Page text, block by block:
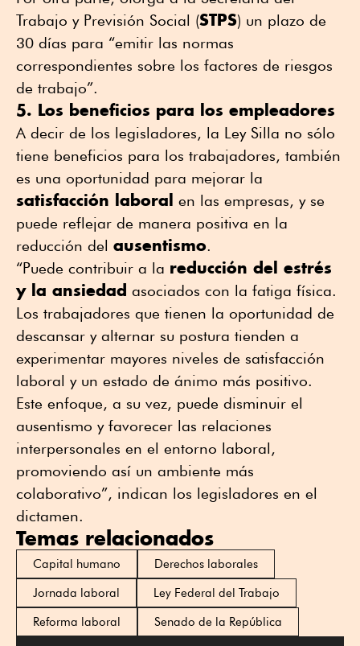
Trabajo y Previsión Social (STPS) un plazo de
30 días para “emitir las normas
correspondientes sobre los factores de riesgos
de trabajo”.
5. Los beneficios para los empleadores
A decir de los legisladores, la Ley Silla no sólo
tiene beneficios para los trabajadores, también
es una oportunidad para mejorar la
satisfacción laboral en las empresas, y se
puede reflejar de manera positiva en la
reducción del ausentismo.
“Puede contribuir a la reducción del estrés
y la ansiedad asociados con la fatiga física.
Los trabajadores que tienen la oportunidad de
descansar y alternar su postura tienden a
experimentar mayores niveles de satisfacción
laboral y un estado de ánimo más positivo.
Este enfoque, a su vez, puede disminuir el
ausentismo y favorecer las relaciones
interpersonales en el entorno laboral,
promoviendo así un ambiente más
colaborativo”, indican los legisladores en el
dictamen.
Temas relacionados
Capital humano
Derechos laborales
Jornada laboral
Ley Federal del Trabajo
Reforma laboral
Senado de la República